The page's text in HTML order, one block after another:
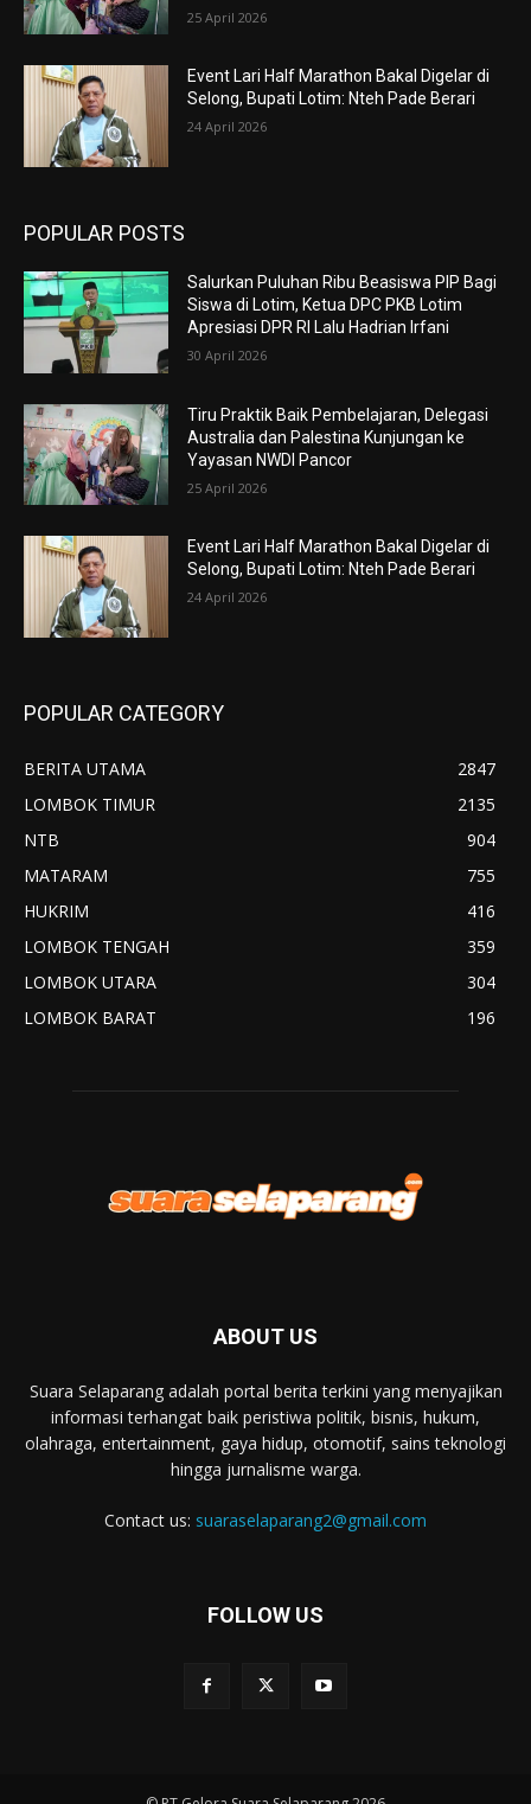
25 April 2026
Event Lari Half Marathon Bakal Digelar di
Selong, Bupati Lotim: Nteh Pade Berari
24 April 2026
POPULAR POSTS
Salurkan Puluhan Ribu Beasiswa PIP Bagi
Siswa di Lotim, Ketua DPC PKB Lotim
Apresiasi DPR RI Lalu Hadrian Irfani
30 April 2026
Tiru Praktik Baik Pembelajaran, Delegasi
Australia dan Palestina Kunjungan ke
Yayasan NWDI Pancor
25 April 2026
Event Lari Half Marathon Bakal Digelar di
Selong, Bupati Lotim: Nteh Pade Berari
24 April 2026
POPULAR CATEGORY
BERITA UTAMA
2847
LOMBOK TIMUR
2135
NTB
904
MATARAM
755
HUKRIM
416
LOMBOK TENGAH
359
LOMBOK UTARA
304
LOMBOK BARAT
196
ABOUT US
Suara Selaparang adalah portal berita terkini yang menyajikan
informasi terhangat baik peristiwa politik, bisnis, hukum,
olahraga, entertainment, gaya hidup, otomotif, sains teknologi
hingga jurnalisme warga.
Contact us: suaraselaparang2@gmail.com
FOLLOW US